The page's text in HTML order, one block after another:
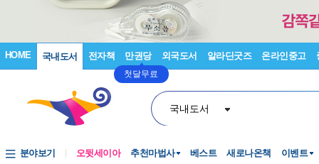
HOME 국내도서 전자책 만권당
첫달무료
외국도서 알라딘굿즈 온라인중고
국내도서
분야보기 오뒷세이아 추천마법사 베스트 새로나온책 이벤트